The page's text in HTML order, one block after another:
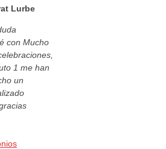
Lurbe
con Mucho
1 me han
un